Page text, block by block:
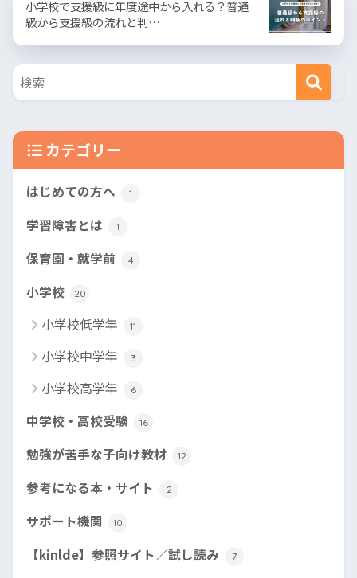
小学校で支援級に年度途中から入れる？普通
級から支援級の流れと判…
カテゴリー
はじめての方へ 1
学習障害とは 1
保育園・就学前 4
小学校 20
小学校低学年 11
小学校中学年 3
小学校高学年 6
中学校・高校受験 16
勉強が苦手な子向け教材 12
参考になる本・サイト 2
サポート機関 10
【kinlde】参照サイト／試し読み 7